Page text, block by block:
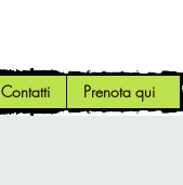
Contatti Prenota qui